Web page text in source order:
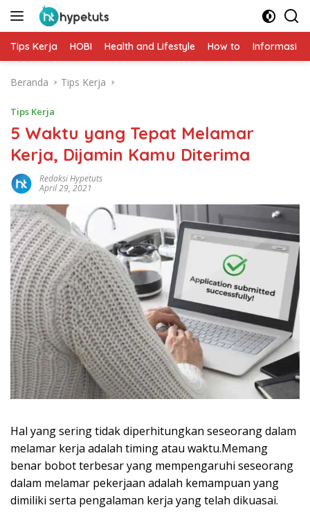
Langsung
Tips Kerja HOBI Health and Lifestyle How to Informasi
Beranda Tips Kerja
Tips Kerja
5 Waktu yang Tepat Melamar
Kerja, Dijamin Kamu Diterima
Redaksi Hypetuts
April 29, 2021
Hal yang sering tidak diperhitungkan seseorang dalam
melamar kerja adalah timing atau waktu.Memang
benar bobot terbesar yang mempengaruhi seseorang
dalam melamar pekerjaan adalah kemampuan yang
dimiliki serta pengalaman kerja yang telah dikuasai.